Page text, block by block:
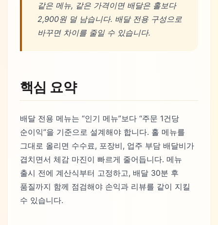
같은 메뉴, 같은 가격이면 배달은 홀보다
2,900원 덜 남습니다. 배달 전용 구성으로
바꾸면 차이를 줄일 수 있습니다.
핵심 요약
배달 전용 메뉴는 “인기 메뉴”보다 “주문 1건당
순이익”을 기준으로 설계해야 합니다. 홀 메뉴를
그대로 올리면 수수료, 포장비, 업주 부담 배달비가
겹치면서 체감 마진이 빠르게 줄어듭니다. 메뉴
출시 전에 계산식부터 고정하고, 배달 30분 후
품질까지 함께 점검해야 손익과 리뷰를 같이 지킬
수 있습니다.